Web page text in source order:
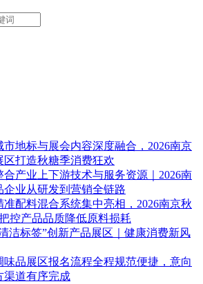
市地标与展会内容深度融合，2026南京
区打造秋糖季消费狂欢
产业上下游技术与服务资源｜2026南
企业从研发到营销全链路
准配料混合系统集中亮相，2026南京秋
控产品品质降低原料损耗
洁标签”创新产品展区｜健康消费新风
味品展区报名流程全程规范便捷，意向
渠道有序完成